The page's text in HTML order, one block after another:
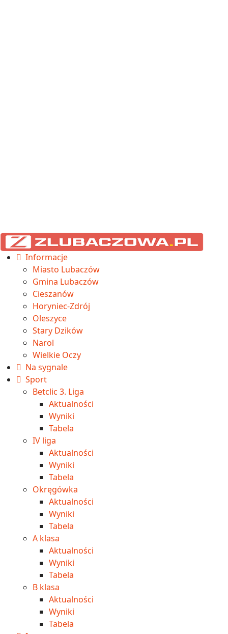
Informacje
Miasto Lubaczów
Gmina Lubaczów
Cieszanów
Horyniec-Zdrój
Oleszyce
Stary Dzików
Narol
Wielkie Oczy
Na sygnale
Sport
Betclic 3. Liga
Aktualności
Wyniki
Tabela
IV liga
Aktualności
Wyniki
Tabela
Okręgówka
Aktualności
Wyniki
Tabela
A klasa
Aktualności
Wyniki
Tabela
B klasa
Aktualności
Wyniki
Tabela